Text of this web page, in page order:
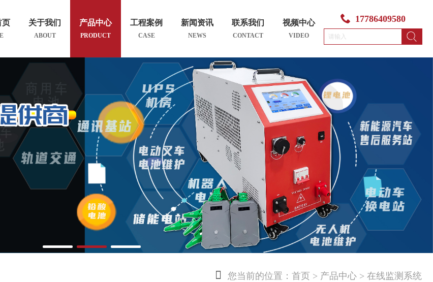
页 关于我们
ABOUT
产品中心
PRODUCT
工程案例
CASE
新闻资讯
NEWS
联系我们
CONTACT
视频中心
VIDEO
17786409580
 您当前的位置： 首页 > 产品中心 > 在线监测系统